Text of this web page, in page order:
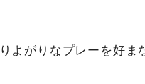
よがりなプレーを好ま